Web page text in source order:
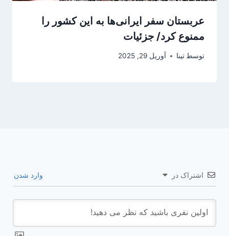
عربستان سفر ایرانی‌ها به این کشور را
ممنوع کرد/ جزئیات
توسط تینا آوریل 29, 2025
اشتراک در وارد شدن